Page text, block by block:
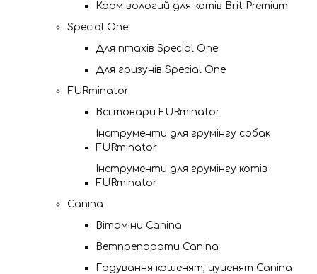
Корм вологий для котів Brit Premium
Special One
Для птахів Special One
Для гризунів Special One
FURminator
Всі товари FURminator
Інструменти для грумінгу собак
FURminator
Інструменти для грумінгу котів
FURminator
Canina
Вітаміни Canina
Ветпрепарати Canina
Годування кошенят, цуценят Canina